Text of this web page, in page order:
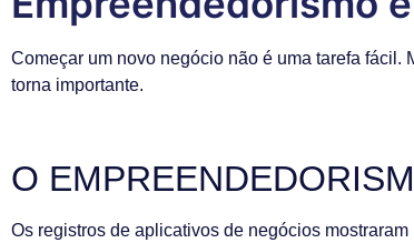
Começar um novo negócio não é uma tarefa
torna importante.
O
Os registros de aplicativos de negócios